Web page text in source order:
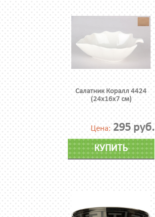
Салатник Коралл 4424
(24х16х7 см)
Цена: 295 руб.
КУПИТЬ